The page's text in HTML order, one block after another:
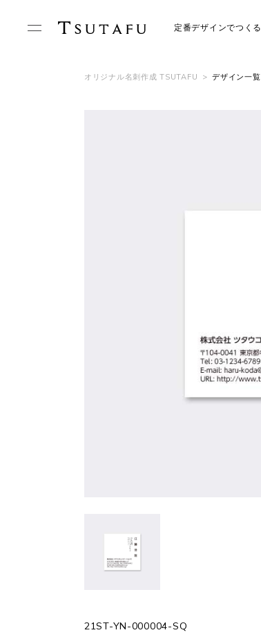
定番デザインでつくる
オリジナル名刺作成 TSUTAFU > デザイン一覧
21ST-YN-000004-SQ